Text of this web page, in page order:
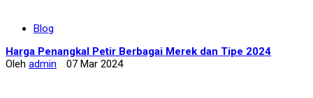
Blog
Harga Penangkal Petir Berbagai Merek dan Tipe 2024
Oleh admin 07 Mar 2024